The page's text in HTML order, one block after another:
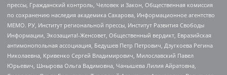
прессы, Гражданский контроль, Человек и Закон, Общественная комиссия
по сохранению наследия академика Сахарова, Информационное агентство
МЕМО. РУ, Институт региональной прессы, Институт Развития Свободы
Информации, Экозащита!-Женсовет, Общественный вердикт, Евразийская
антимонопольная ассоциация, Бедушев Петр Петрович, Дзугкоева Регина
Николаевна, Кривенко Сергей Владимирович, Милославский Павел
Юрьевич, Шнырова Ольга Вадимовна, Чанышева Лилия Айратовна,